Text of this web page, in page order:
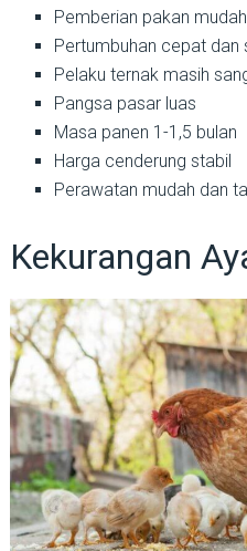
Pemberian pakan mudah
Pertumbuhan cepat dan
Pelaku ternak masih
Pangsa pasar luas
Masa panen 1-1,5 bulan
Harga cenderung stabil
Perawatan mudah dan
Kekurangan